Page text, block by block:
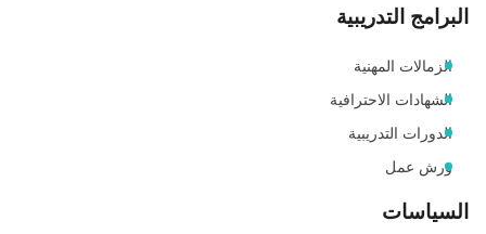
البرامج التدريبية
الزمالات المهنية
الشهادات الاحترافية
الدورات التدريبية
ورش عمل
السياسات